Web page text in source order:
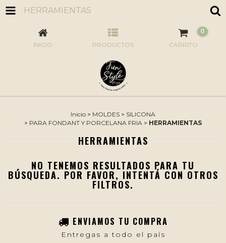
HERRAMIENTAS
INICIO PRODUCTOS CARRITO
0
Inicio > MOLDES > SILICONA
> PARA FONDANT Y PORCELANA FRIA > HERRAMIENTAS
HERRAMIENTAS
NO TENEMOS RESULTADOS PARA TU
BÚSQUEDA. POR FAVOR, INTENTÁ CON OTROS
FILTROS.
ENVIAMOS TU COMPRA
Entregas a todo el país